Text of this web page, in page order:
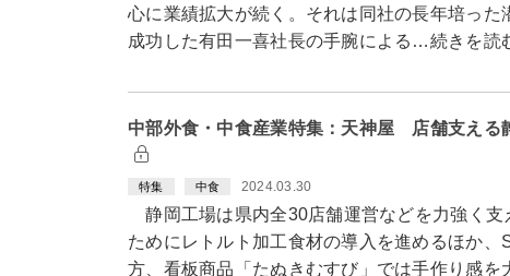
心に業績拡大が続く。それは同社の長年培った
成功した有田一喜社長の手腕による…続きを読
中部外食・中食産業特集：天神屋 店舗支える
特集 中食 2024.03.30
静岡工場は県内全30店舗運営などを力強く支
ためにレトルト加工食材の導入を進めるほか
方、看板商品「たぬきむすび」では手作り感を